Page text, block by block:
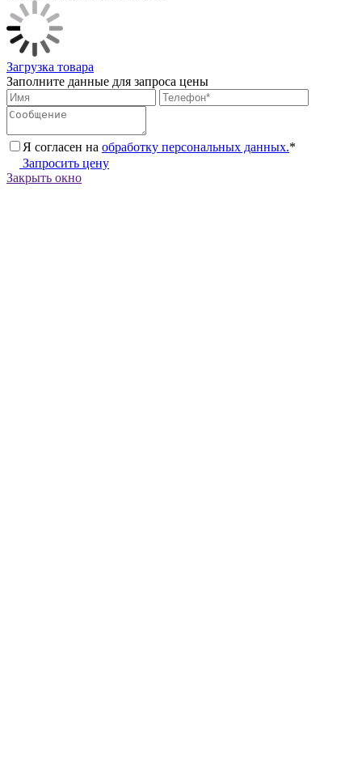
Загрузка товара
Заполните данные для запроса цены
Я согласен на обработку персональных данных.*
Запросить цену
Закрыть окно